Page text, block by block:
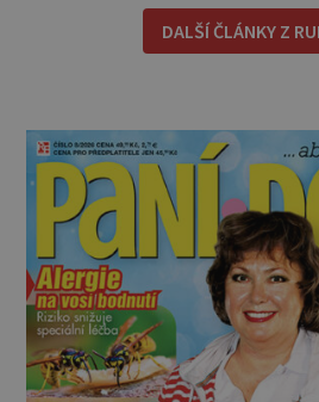
během dne a určitě se vám
protože v batohu nezabere
DALŠÍ ČLÁNKY Z